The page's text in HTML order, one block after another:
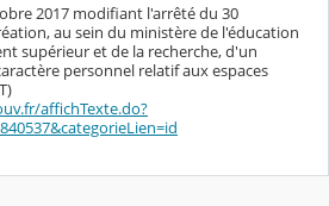
2017 modifiant l'arrêté du 30
au sein du ministère de l'éducation
supérieur et de la recherche, d'un
personnel relatif aux espaces
affichTexte.do?